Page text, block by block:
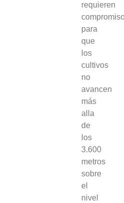
requieren
para
que
los
cultivos
no
avancen
más
alla
de
los
3.600
metros
sobre
el
nivel